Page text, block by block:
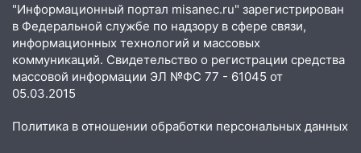
13:02 Соцсети: на улице Розы
Люксембург дерево упало на
автомобиль
13:00 «Благоприятный период для
новых начинаний: гороскоп для всех
знаков зодиака на неделю с 10 по 16
августа
"Информационный портал misanec.ru" зарегистрирован
в Федеральной службе по надзору в сфере связи,
информационных технологий и массовых
коммуникаций. Свидетельство о регистрации средства
массовой информации ЭЛ №ФС 77 - 61045 от
05.03.2015
Политика в отношении обработки персональных данных